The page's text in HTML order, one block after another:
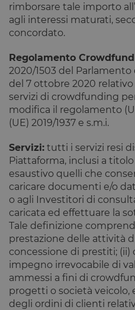
rimborsare tale importo
agli interessi maturati,
concordato.
Regolamento
2020/1503 del
del 7 ottobre 2020
servizi di crowdfunding
modifica il regolamento
(UE) 2019/1937 e s.m.i.
Servizi: tutti i servizi resi
Piattaforma, inclusi a
esaustivo quelli che
caricare documenti e/o
o agli Investitori di
caricata ed effettuare la
Tale definizione
prestazione delle attività
concessione di prestiti; (ii)
impegno irrevocabile di
ammessi a fini di
progetti o società veicolo,
degli ordini di clienti